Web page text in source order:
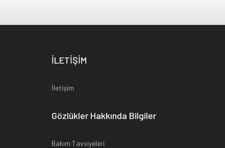
İLETİŞİM
İletişim
Gözlükler Hakkında Bilgiler
Bakım Tavsiyeleri